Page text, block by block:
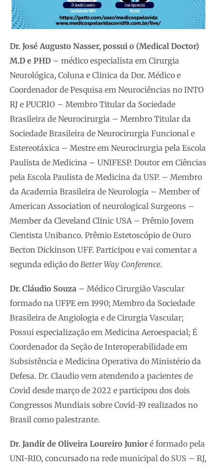
Dr. José Augusto Nasser, possui o (Medical Doctor)
M.D e PHD – médico especialista em Cirurgia
Neurológica, Coluna e Clinica da Dor. Médico e
Coordenador de Pesquisa em Neurociências no INTO
RJ e PUCRIO – Membro Titular da Sociedade
Brasileira de Neurocirurgia – Membro Titular da
Sociedade Brasileira de Neurocirurgia Funcional e
Estereotáxica – Mestre em Neurocirurgia pela Escola
Paulista de Medicina – UNIFESP. Doutor em Ciências
pela Escola Paulista de Medicina da USP. – Membro
da Academia Brasileira de Neurologia – Member of
American Association of neurological Surgeons –
Member da Cleveland Clinic USA – Prêmio Jovem
Cientista Unibanco. Prêmio Estetoscópio de Ouro
Becton Dickinson UFF. Participou e vai comentar a
segunda edição do Better Way Conference.
Dr. Cláudio Souza – Médico Cirurgião Vascular
formado na UFPE em 1990; Membro da Sociedade
Brasileira de Angiologia e de Cirurgia Vascular;
Possui especialização em Medicina Aeroespacial; É
Coordenador da Seção de Interoperabilidade em
Subsistência e Medicina Operativa do Ministério da
Defesa. Dr. Claudio vem atendendo a pacientes de
Covid desde março de 2022 e participou dos dois
Congressos Mundiais sobre Covid-19 realizados no
Brasil como palestrante.
Dr. Jandir de Oliveira Loureiro Junior é formado pela
UNI-RIO, concursado na rede municipal do SUS – RJ,